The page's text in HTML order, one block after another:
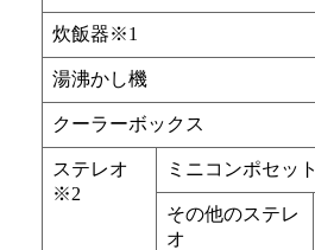
炊飯器※1
湯沸かし機
クーラーボックス
ステレオ
※2
ミニコンポセット
その他のステレ
オ